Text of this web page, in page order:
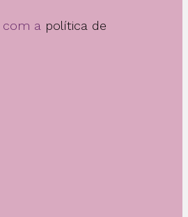
a política de